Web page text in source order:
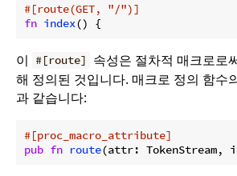
#[route(GET, "/")]
fn index() {
이 #[route]
속성은 절차적 매크로로
해 정의된 것입니다. 매크로 정의 함수
과 같습니다:
#[proc_macro_attribute]
pub fn route(attr: TokenStream,